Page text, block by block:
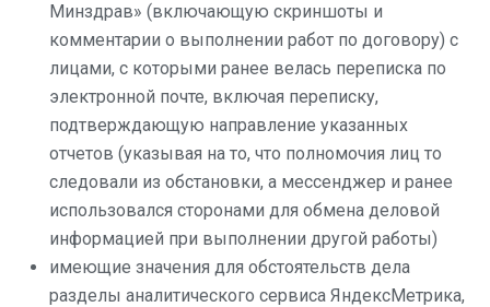
Минздрав» (включающую скриншоты и
комментарии о выполнении работ по договору) с
лицами, с которыми ранее велась переписка по
электронной почте, включая переписку,
подтверждающую направление указанных
отчетов (указывая на то, что полномочия лиц то
следовали из обстановки, а мессенджер и ранее
использовался сторонами для обмена деловой
информацией при выполнении другой работы)
имеющие значения для обстоятельств дела
разделы аналитического сервиса ЯндексМетрика,